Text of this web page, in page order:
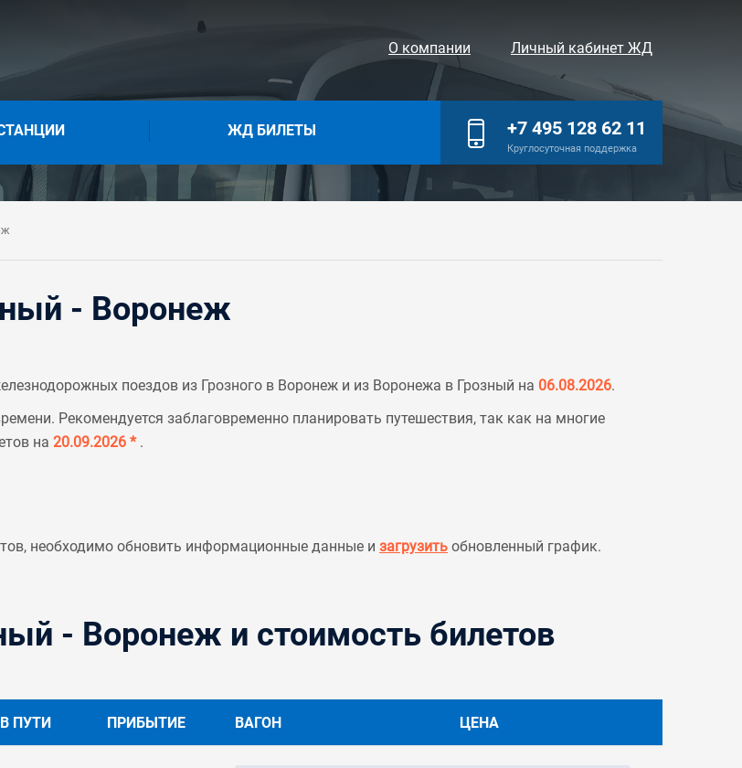
О компании Личный кабинет ЖД
ЖД БИЛЕТЫ +7 495 128 62 11
Круглосуточная поддержка
- Воронеж
поездов из Грозного в Воронеж и из Воронежа в Грозный на 06.08.2026.
Рекомендуется заблаговременно планировать путешествия, так как на многие
на 20.09.2026 * .
необходимо обновить информационные данные и загрузить обновленный график.
- Воронеж и стоимость билетов
В ПУТИ ПРИБЫТИЕ ВАГОН ЦЕНА